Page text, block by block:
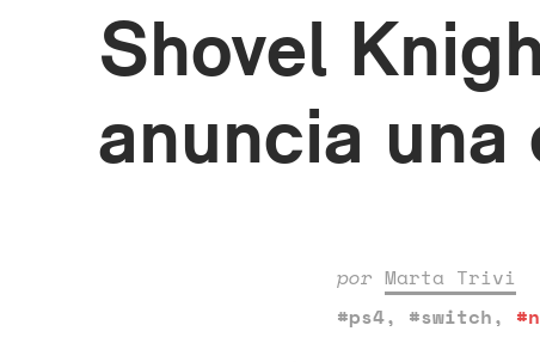
Shovel
anuncia
por Marta Trivi
#ps4, #switch,